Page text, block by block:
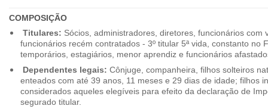
COMPOSIÇÃO
Titulares: Sócios, administradores, diretores, funcionários com
funcionários recém contratados - 3º titular 5ª vida, constanto no
temporários, estagiários, menor aprendiz e funcionários
Dependentes legais: Cônjuge, companheira, filhos solteiros
enteados com até 39 anos, 11 meses e 29 dias de idade; filhos
considerados aqueles elegíveis para efeito da declaração de
segurado titular.